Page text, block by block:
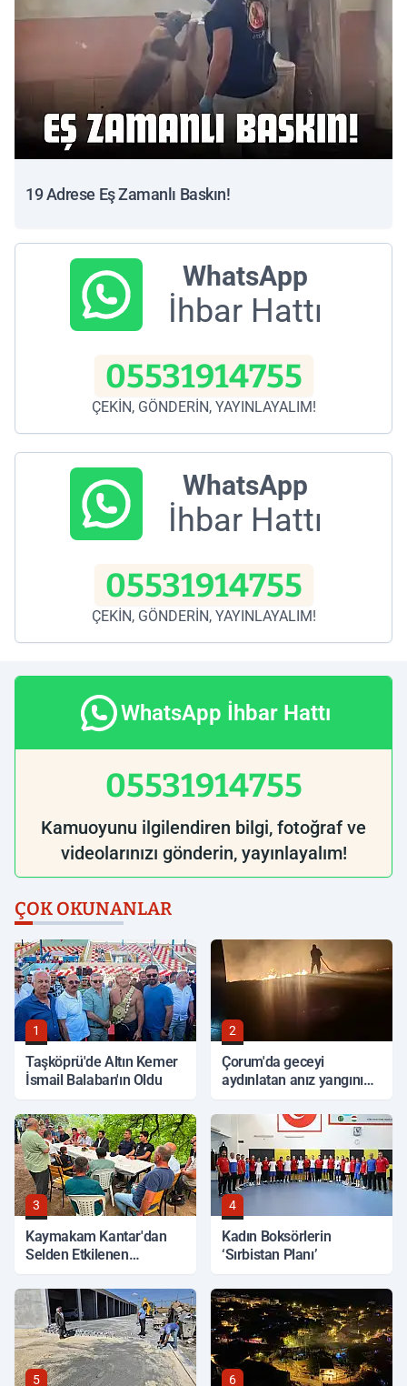
19 Adrese Eş Zamanlı Baskın!
WhatsApp
İhbar Hattı
05531914755
ÇEKİN, GÖNDERİN, YAYINLAYALIM!
WhatsApp
İhbar Hattı
05531914755
ÇEKİN, GÖNDERİN, YAYINLAYALIM!
WhatsApp İhbar Hattı
05531914755
Kamuoyunu ilgilendiren bilgi, fotoğraf ve
videolarınızı gönderin, yayınlayalım!
ÇOK OKUNANLAR
1
Taşköprü'de Altın Kemer
İsmail Balaban'ın Oldu
2
Çorum'da geceyi
aydınlatan anız yangını
3
Kaymakam Kantar'dan
Selden Etkilenen
4
Kadın Boksörlerin
‘Sırbistan Planı’
5 6